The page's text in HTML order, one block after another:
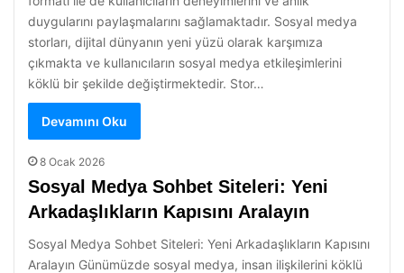
duygularını paylaşmalarını sağlamaktadır. Sosyal medya
storları, dijital dünyanın yeni yüzü olarak karşımıza
çıkmakta ve kullanıcıların sosyal medya etkileşimlerini
köklü bir şekilde değiştirmektedir. Stor…
Devamını Oku
8 Ocak 2026
Sosyal Medya Sohbet Siteleri: Yeni
Arkadaşlıkların Kapısını Aralayın
Sosyal Medya Sohbet Siteleri: Yeni Arkadaşlıkların Kapısını
Aralayın Günümüzde sosyal medya, insan ilişkilerini köklü